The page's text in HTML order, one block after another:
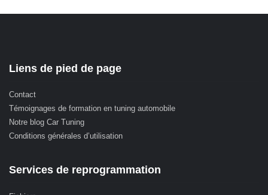
Liens de pied de page
Contact
Témoignages de formation en tuning automobile
Notre blog Car Tuning
Conditions générales d’utilisation
Services de reprogrammation